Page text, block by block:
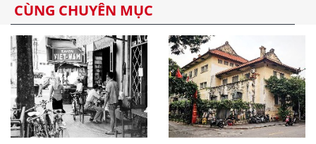
CÙNG CHUYÊN MỤC